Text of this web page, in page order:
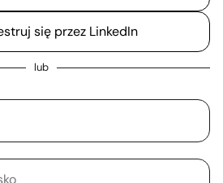
się przez LinkedIn
lub